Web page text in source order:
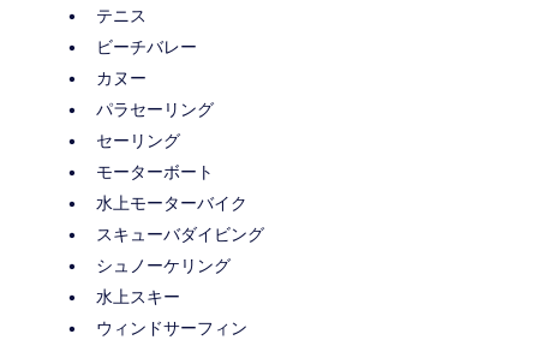
テニス
ビーチバレー
カヌー
パラセーリング
セーリング
モーターボート
水上モーターバイク
スキューバダイビング
シュノーケリング
水上スキー
ウィンドサーフィン